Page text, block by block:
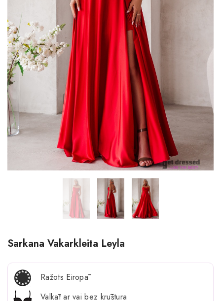
Sarkana Vakarkleita Leyla
Ražots Eiropā
Valkāt ar vai bez krūštura